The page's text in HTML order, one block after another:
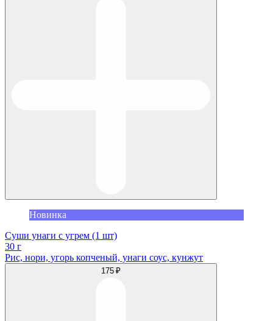
Новинка
Суши унаги с угрем (1 шт)
30 г
Рис, нори, угорь копченый, унаги соус, кунжут
175 ₽